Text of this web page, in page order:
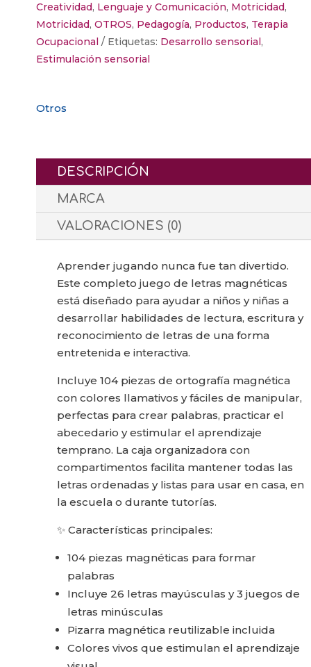
Creatividad, Lenguaje y Comunicación, Motricidad,
Motricidad, OTROS, Pedagogía, Productos, Terapia
Ocupacional
Etiquetas: Desarrollo sensorial,
Estimulación sensorial
Otros
DESCRIPCIÓN
MARCA
VALORACIONES (0)
Aprender jugando nunca fue tan divertido.
Este completo juego de letras magnéticas
está diseñado para ayudar a niños y niñas a
desarrollar habilidades de lectura, escritura y
reconocimiento de letras de una forma
entretenida e interactiva.
Incluye 104 piezas de ortografía magnética
con colores llamativos y fáciles de manipular,
perfectas para crear palabras, practicar el
abecedario y estimular el aprendizaje
temprano. La caja organizadora con
compartimentos facilita mantener todas las
letras ordenadas y listas para usar en casa, en
la escuela o durante tutorías.
✨ Características principales:
104 piezas magnéticas para formar
palabras
Incluye 26 letras mayúsculas y 3 juegos de
letras minúsculas
Pizarra magnética reutilizable incluida
Colores vivos que estimulan el aprendizaje